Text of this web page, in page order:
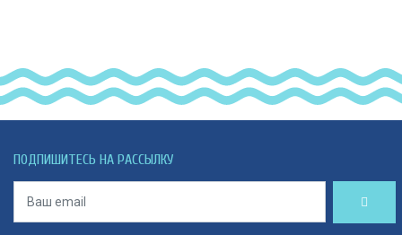
ПОДПИШИТЕСЬ НА РАССЫЛКУ